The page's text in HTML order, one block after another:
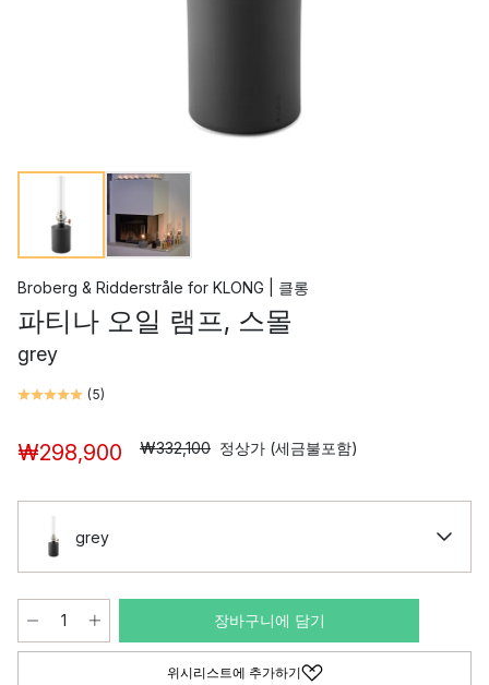
Broberg & Ridderstråle for KLONG | 클롱
파티나 오일 램프, 스몰
grey
(5)
₩298,900 ₩332,100 정상가 (세금불포함)
grey
장바구니에 담기
위시리스트에 추가하기